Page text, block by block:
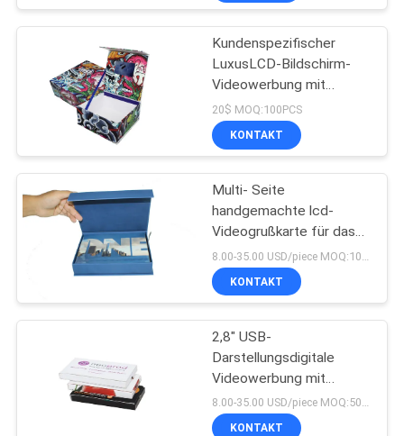
FABRIK-
AUSFLUG
QUALITÄTSKONTROLLE
TRETEN
SIE
MIT
VERBINDUNG
FORDERN
SIE EIN
Video-Grußkarte
36
Videokarte LCD
26
Kundenspezifischer
LuxusLCD-Bildschirm-
Videowerbung mit
Broschüren-Broschüre
HD LED 2GB Gedächtnis-
A5 A4
20$ MOQ:100PCS
KONTAKT
Multi- Seite
handgemachte lcd-
Videogrußkarte für das
Geschäft fördernd
KONTAKT
2,8" USB-
Darstellungsdigitale
Videowerbung mit
Gedächtnis 1GB,
Werbespotbroschüre
8.00-35.00 USD/piece MOQ:50pcs
KONTAKT